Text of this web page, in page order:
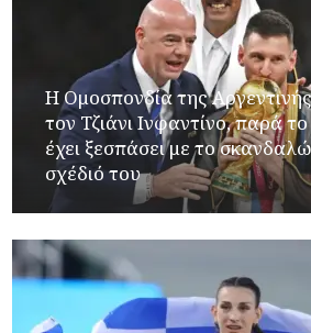
Η Ομοσπονδία της Αργεντινής
τον Τζιάνι Ινφαντίνο, παρά
έχει ξεσπάσει με το
σχέδιό του